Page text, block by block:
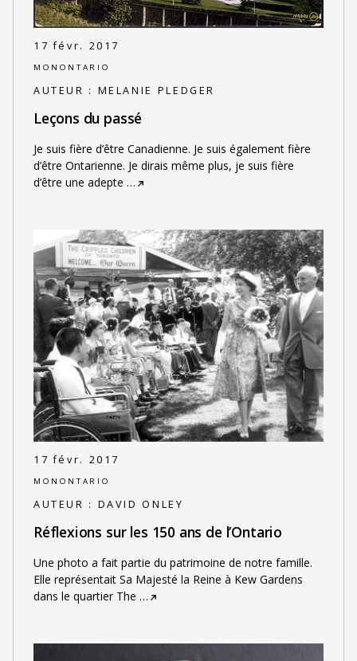
17 févr. 2017
MONONTARIO
AUTEUR : MELANIE PLEDGER
Leçons du passé
Je suis fière d’être Canadienne. Je suis également fière
d’être Ontarienne. Je dirais même plus, je suis fière
d’être une adepte …
17 févr. 2017
MONONTARIO
AUTEUR : DAVID ONLEY
Réflexions sur les 150 ans de l’Ontario
Une photo a fait partie du patrimoine de notre famille.
Elle représentait Sa Majesté la Reine à Kew Gardens
dans le quartier The …